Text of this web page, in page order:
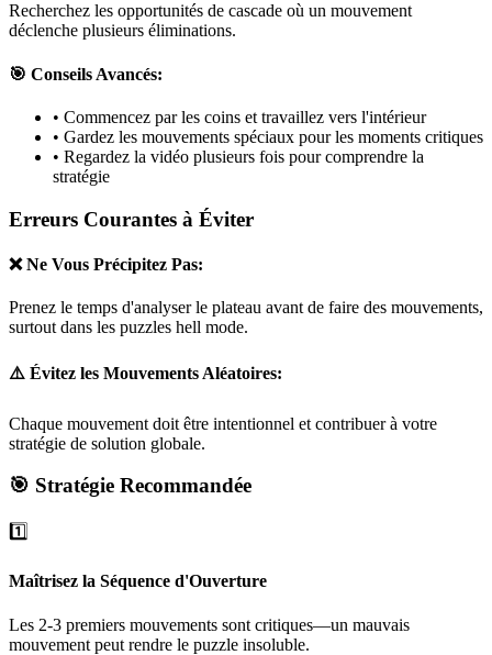
Recherchez les opportunités de cascade où un mouvement
déclenche plusieurs éliminations.
🎯 Conseils Avancés:
• Commencez par les coins et travaillez vers l'intérieur
• Gardez les mouvements spéciaux pour les moments critiques
• Regardez la vidéo plusieurs fois pour comprendre la
stratégie
Erreurs Courantes à Éviter
❌ Ne Vous Précipitez Pas:
Prenez le temps d'analyser le plateau avant de faire des mouvements,
surtout dans les puzzles hell mode.
⚠️ Évitez les Mouvements Aléatoires:
Chaque mouvement doit être intentionnel et contribuer à votre
stratégie de solution globale.
🎯 Stratégie Recommandée
1️⃣
Maîtrisez la Séquence d'Ouverture
Les 2-3 premiers mouvements sont critiques—un mauvais
mouvement peut rendre le puzzle insoluble.